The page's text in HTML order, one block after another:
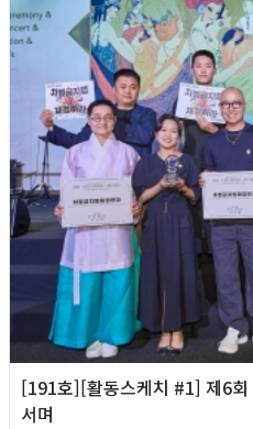
[191호][활동스케치 #1] 제6회
서며